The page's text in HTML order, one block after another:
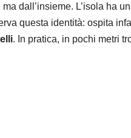
dall’insieme. L’isola ha
questa identità: ospita
. In pratica, in pochi metri